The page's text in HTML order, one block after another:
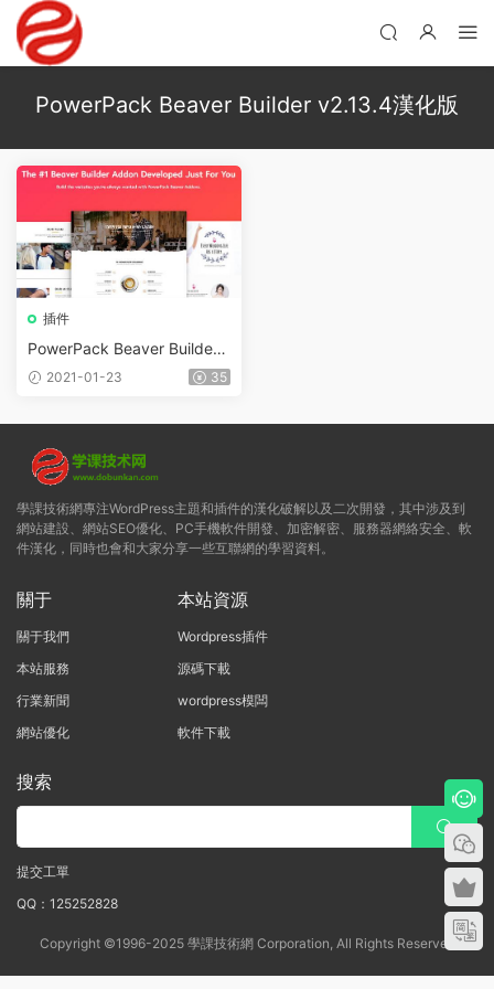
PowerPack Beaver Builder v2.13.4漢化版
插件
PowerPack Beaver Builder
v2.13.4
2021-01-23 35
學課技術網專注WordPress主題和插件的漢化破解以及二次開發，其中涉及到
網站建設、網站SEO優化、PC手機軟件開發、加密解密、服務器網絡安全、軟
件漢化，同時也會和大家分享一些互聯網的學習資料。
關于
關于我們
本站服務
行業新聞
網站優化
本站資源
Wordpress插件
源碼下載
wordpress模闆
軟件下載
搜索
提交工單
QQ：125252828
Copyright ©1996-2025 學課技術網 Corporation, All Rights Reserved